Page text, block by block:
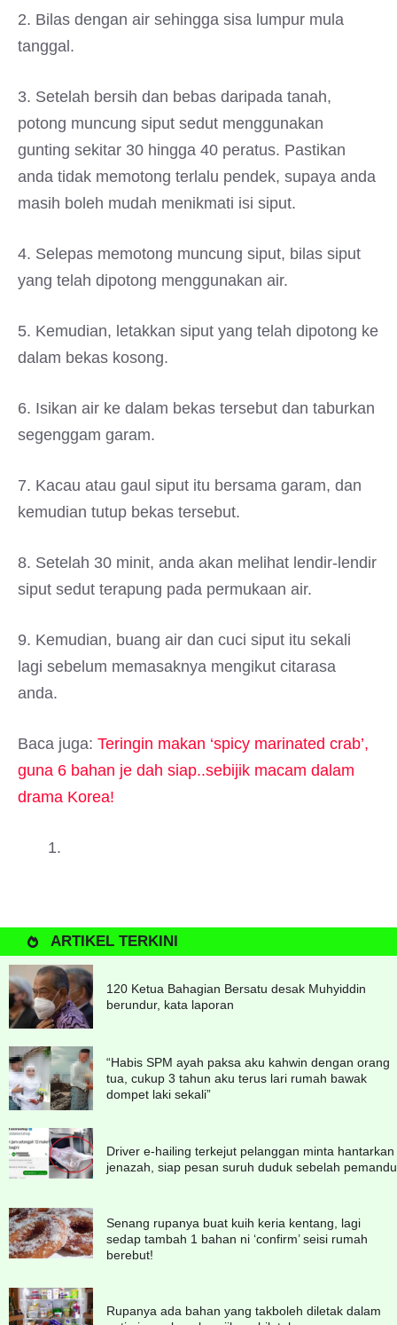
2. Bilas dengan air sehingga sisa lumpur mula
tanggal.
3. Setelah bersih dan bebas daripada tanah,
potong muncung siput sedut menggunakan
gunting sekitar 30 hingga 40 peratus. Pastikan
anda tidak memotong terlalu pendek, supaya anda
masih boleh mudah menikmati isi siput.
4. Selepas memotong muncung siput, bilas siput
yang telah dipotong menggunakan air.
5. Kemudian, letakkan siput yang telah dipotong ke
dalam bekas kosong.
6. Isikan air ke dalam bekas tersebut dan taburkan
segenggam garam.
7. Kacau atau gaul siput itu bersama garam, dan
kemudian tutup bekas tersebut.
8. Setelah 30 minit, anda akan melihat lendir-lendir
siput sedut terapung pada permukaan air.
9. Kemudian, buang air dan cuci siput itu sekali
lagi sebelum memasaknya mengikut citarasa
anda.
Baca juga: Teringin makan ‘spicy marinated crab’,
guna 6 bahan je dah siap..sebijik macam dalam
drama Korea!
ARTIKEL TERKINI
120 Ketua Bahagian Bersatu desak Muhyiddin
berundur, kata laporan
“Habis SPM ayah paksa aku kahwin dengan orang
tua, cukup 3 tahun aku terus lari rumah bawak
dompet laki sekali”
Driver e-hailing terkejut pelanggan minta hantarkan
jenazah, siap pesan suruh duduk sebelah pemandu
Senang rupanya buat kuih keria kentang, lagi
sedap tambah 1 bahan ni ‘confirm’ seisi rumah
berebut!
Rupanya ada bahan yang takboleh diletak dalam